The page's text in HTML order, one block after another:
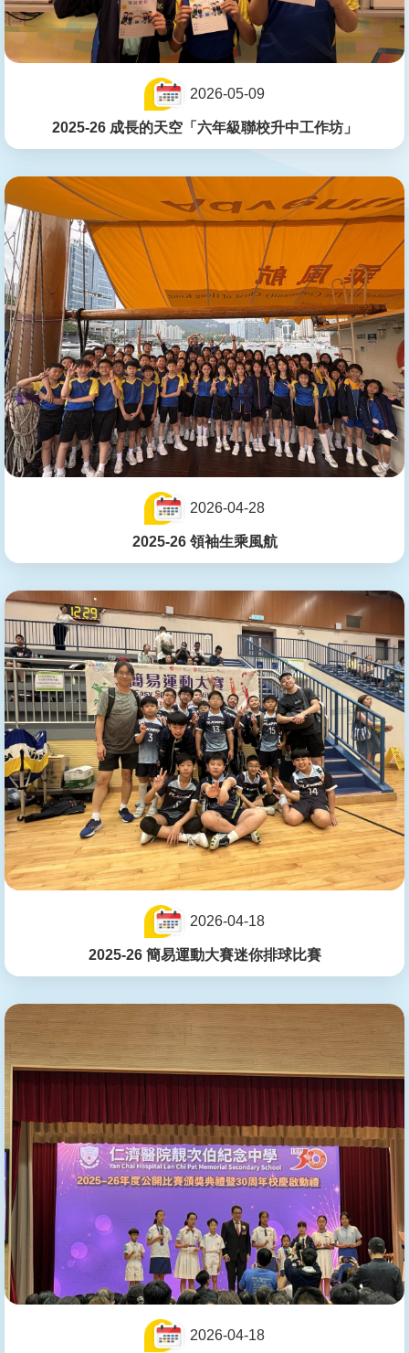
2026-05-09
2025-26 成長的天空「六年級聯校升中工作坊」
2026-04-28
2025-26 領袖生乘風航
2026-04-18
2025-26 簡易運動大賽迷你排球比賽
2026-04-18